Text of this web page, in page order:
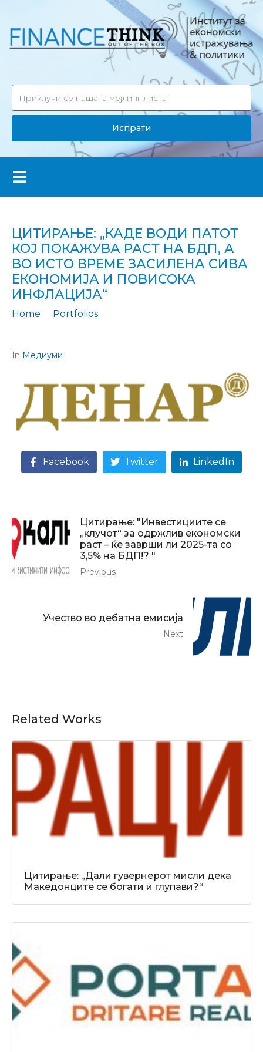
Испрати
ЦИТИРАЊЕ: „КАДЕ ВОДИ ПАТОТ
КОЈ ПОКАЖУВА РАСТ НА БДП, А
ВО ИСТО ВРЕМЕ ЗАСИЛЕНА СИВА
ЕКОНОМИЈА И ПОВИСОКА
ИНФЛАЦИЈА“
Home
Portfolios
In Медиуми
Facebook Twitter LinkedIn
Цитирање: "Инвестициите се
„клучот“ за одржлив економски
раст – ќе заврши ли 2025-та со
3,5% на БДП!? "
Previous
Учество во дебатна емисија
Next
Related Works
Цитирање: „Дали гувернерот мисли дека
Македонците се богати и глупави?“